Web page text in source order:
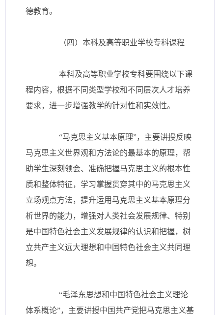
德教育。
（四）本科及高等职业学校专科课程
本科及高等职业学校专科要围绕以下课
程内容，根据不同类型学校和不同层次人才培养
要求，进一步增强教学的针对性和实效性。
“马克思主义基本原理”，主要讲授反映
马克思主义世界观和方法论的最基本的原理，帮
助学生深刻领会、准确把握马克思主义的根本性
质和整体特征，学习掌握贯穿其中的马克思主义
立场观点方法，提升运用马克思主义基本原理分
析世界的能力，增强对人类社会发展规律、特别
是中国特色社会主义发展规律的认识和把握，树
立共产主义远大理想和中国特色社会主义共同理
想。
“毛泽东思想和中国特色社会主义理论
体系概论”，主要讲授中国共产党把马克思主义基